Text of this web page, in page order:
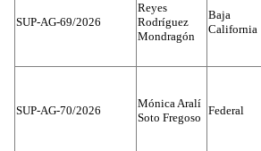
SUP-AG-69/2026
Reyes
Rodríguez
Mondragón
Baja
California
SUP-AG-70/2026
Mónica Aralí
Soto Fregoso
Federal